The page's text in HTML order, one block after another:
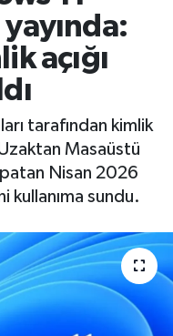
açığı
tarafından kimlik
Uzaktan Masaüstü
Nisan 2026
kullanıma sundu.